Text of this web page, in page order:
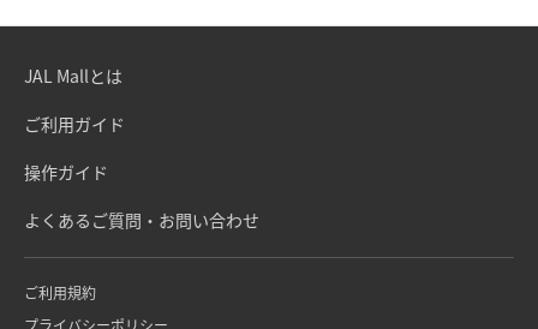
JAL Mallとは
ご利用ガイド
操作ガイド
よくあるご質問・お問い合わせ
ご利用規約
プライバシーポリシー